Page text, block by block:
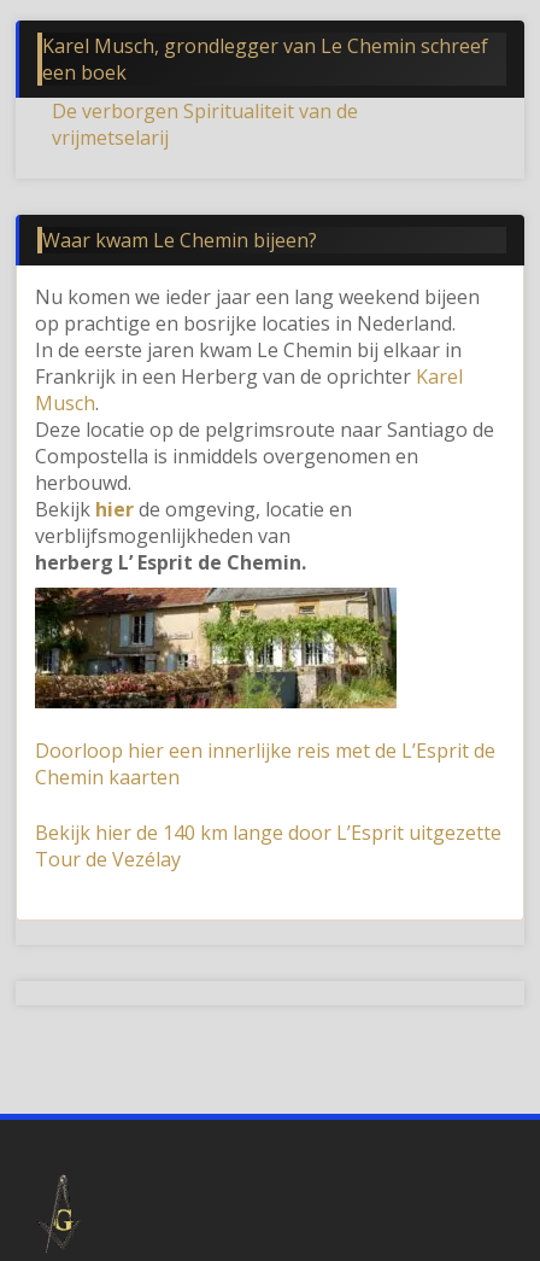
Karel Musch, grondlegger van Le Chemin schreef
een boek
De verborgen Spiritualiteit van de
vrijmetselarij
Waar kwam Le Chemin bijeen?
Nu komen we ieder jaar een lang weekend bijeen
op prachtige en bosrijke locaties in Nederland.
In de eerste jaren kwam Le Chemin bij elkaar in
Frankrijk in een Herberg van de oprichter Karel
Musch.
Deze locatie op de pelgrimsroute naar Santiago de
Compostella is inmiddels overgenomen en
herbouwd.
Bekijk hierde omgeving, locatie en
verblijfsmogenlijkheden van
herberg L’ Esprit de Chemin.
Doorloop hier een innerlijke reis met de L’Esprit de
Chemin kaarten
Bekijk hier de 140 km lange door L’Esprit uitgezette
Tour de Vezélay